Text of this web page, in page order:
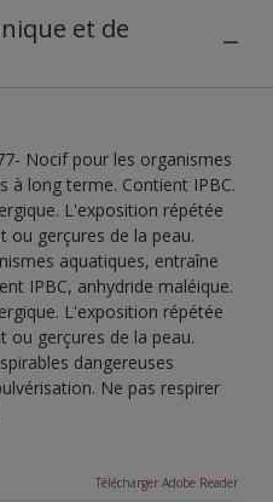
et de
Nocif pour les organismes
à long terme. Contient IPBC.
L'exposition répétée
ou gerçures de la peau.
aquatiques, entraîne
IPBC, anhydride maléique.
L'exposition répétée
ou gerçures de la peau.
dangereuses
Ne pas respirer
Télécharger Adobe Reader